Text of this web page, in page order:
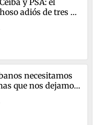
adiós de tres
necesitamos
que nos dejamos